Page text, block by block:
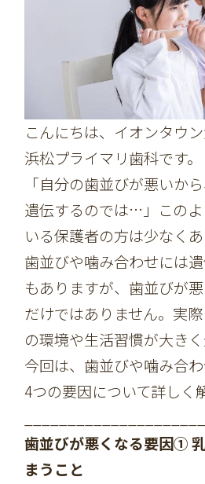
こんにちは、イオンタウ
浜松プライマリ歯科です。
「自分の歯並びが悪いか
遺伝するのでは…」この
いる保護者の方は少なく
歯並びや噛み合わせには
もありますが、歯並びが
だけではありません。実
の環境や生活習慣が大きく
今回は、歯並びや噛み合
4つの要因について詳しく
歯並びが悪くなる要因①
まうこと